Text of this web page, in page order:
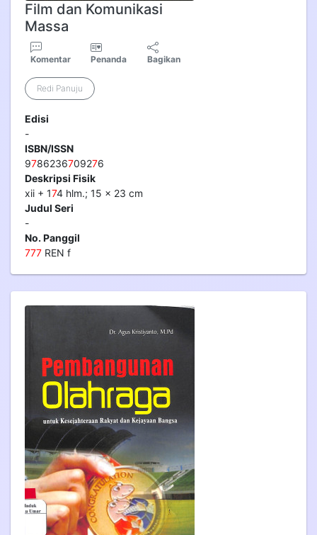
Film dan Komunikasi
Massa
Komentar Penanda Bagikan
Redi Panuju
Edisi
-
ISBN/ISSN
9786236709276
Deskripsi Fisik
xii + 174 hlm.; 15 x 23 cm
Judul Seri
-
No. Panggil
777 REN f